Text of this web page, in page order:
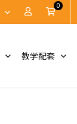
账户
0
教学配套